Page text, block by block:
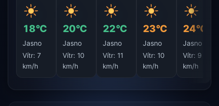
18°C
Jasno
Vítr: 7
km/h
20°C
Jasno
Vítr: 10
km/h
22°C
Jasno
Vítr: 11
km/h
23°C
Jasno
Vítr: 10
km/h
24°C
Jasno
Vítr: 9
km/h